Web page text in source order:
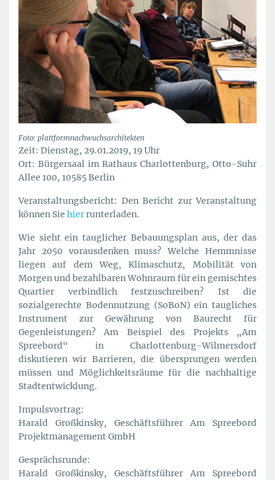
Foto: plattformnachwuchsarchitekten
Zeit: Dienstag, 29.01.2019, 19 Uhr
Ort: Bürgersaal im Rathaus Charlottenburg, Otto-Suhr
Allee 100, 10585 Berlin
Veranstaltungsbericht: Den Bericht zur Veranstaltung
können Sie hierrunterladen.
Wie sieht ein tauglicher Bebauungsplan aus, der das
Jahr 2050 vorausdenken muss? Welche Hemmnisse
liegen auf dem Weg, Klimaschutz, Mobilität von
Morgen und bezahlbaren Wohnraum für ein gemischtes
Quartier verbindlich festzuschreiben? Ist die
sozialgerechte Bodennutzung (SoBoN) ein taugliches
Instrument zur Gewährung von Baurecht für
Gegenleistungen? Am Beispiel des Projekts „Am
Spreebord“ in Charlottenburg-Wilmersdorf
diskutieren wir Barrieren, die übersprungen werden
müssen und Möglichkeitsräume für die nachhaltige
Stadtentwicklung.
Impulsvortrag:
Harald Großkinsky, Geschäftsführer Am Spreebord
Projektmanagement GmbH
Gesprächsrunde:
Harald Großkinsky, Geschäftsführer Am Spreebord